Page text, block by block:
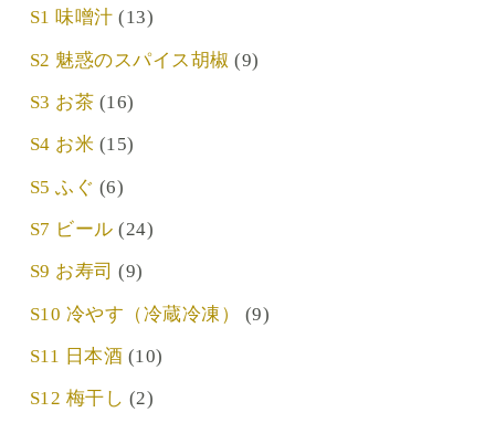
S1 味噌汁 (13)
S2 魅惑のスパイス胡椒 (9)
S3 お茶 (16)
S4 お米 (15)
S5 ふぐ (6)
S7 ビール (24)
S9 お寿司 (9)
S10 冷やす（冷蔵冷凍） (9)
S11 日本酒 (10)
S12 梅干し (2)